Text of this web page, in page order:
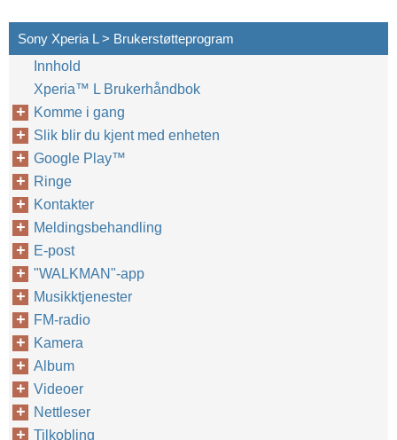
Sony Xperia L > Brukerstøtteprogram
Innhold
Xperia™‎ L Brukerhåndbok
Komme i gang
Slik blir du kjent med enheten
Google Play™‎
Ringe
Kontakter
Meldingsbehandling
E-post
"WALKMAN"-app
Musikktjenester
FM-radio
Kamera
Album
Videoer
Nettleser
Tilkobling